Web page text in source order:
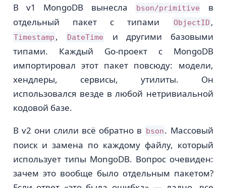
В v1 MongoDB вынесла bson/primitive
в
отдельный пакет с типами
ObjectID ,
Timestamp , DateTime
и другими базовыми
типами. Каждый Go-проект с MongoDB
импортировал этот пакет повсюду: модели,
хендлеры, сервисы, утилиты. Он
использовался везде в любой нетривиальной
кодовой базе.
В v2 они слили всё обратно в bson. Массовый
поиск и замена по каждому файлу, который
использует типы MongoDB. Вопрос очевиден:
зачем это вообще было отдельным пакетом?